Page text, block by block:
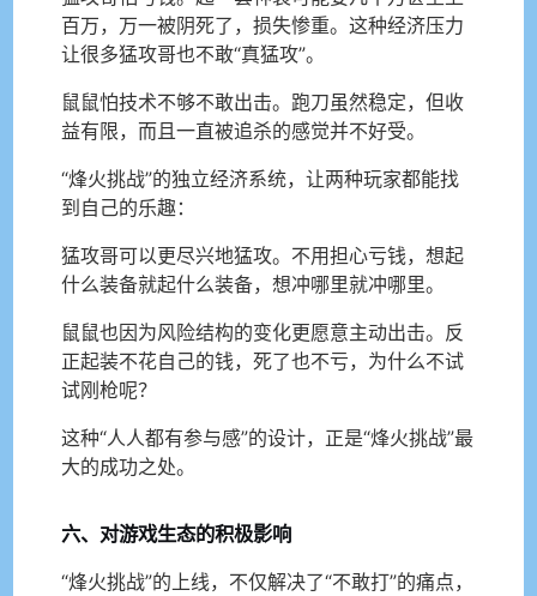
百万，万一被阴死了，损失惨重。这种经济压力
让很多猛攻哥也不敢“真猛攻”。
鼠鼠怕技术不够不敢出击。跑刀虽然稳定，但收
益有限，而且一直被追杀的感觉并不好受。
“烽火挑战”的独立经济系统，让两种玩家都能找
到自己的乐趣：
猛攻哥可以更尽兴地猛攻。不用担心亏钱，想起
什么装备就起什么装备，想冲哪里就冲哪里。
鼠鼠也因为风险结构的变化更愿意主动出击。反
正起装不花自己的钱，死了也不亏，为什么不试
试刚枪呢？
这种“人人都有参与感”的设计，正是“烽火挑战”最
大的成功之处。
六、对游戏生态的积极影响
“烽火挑战”的上线，不仅解决了“不敢打”的痛点，